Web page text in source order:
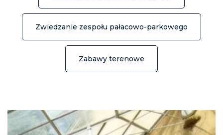
Zwiedzanie zespołu pałacowo-parkowego
Zabawy terenowe